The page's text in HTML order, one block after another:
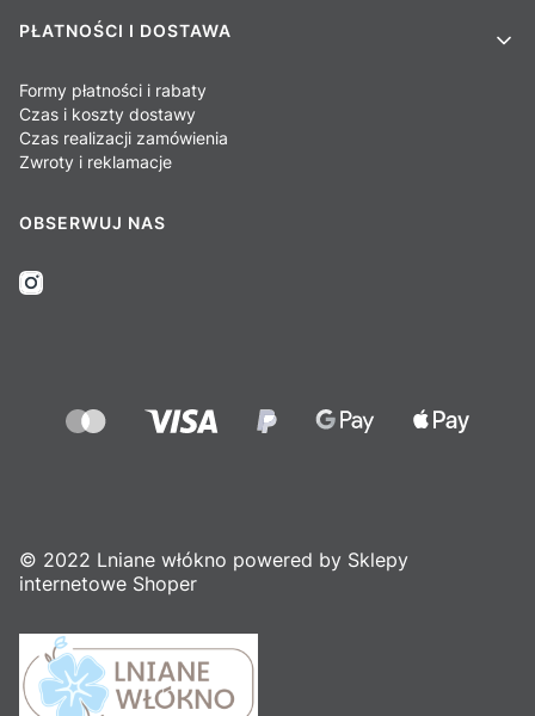
PŁATNOŚCI I DOSTAWA
Formy płatności i rabaty
Czas i koszty dostawy
Czas realizacji zamówienia
Zwroty i reklamacje
OBSERWUJ NAS
© 2022 Lniane włókno powered by Sklepy
internetowe Shoper